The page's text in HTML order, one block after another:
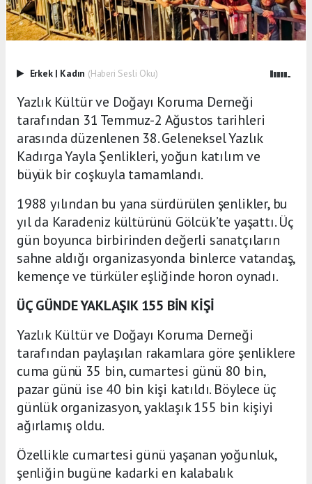
Erkek | Kadın (Haberi Sesli Oku)
Yazlık Kültür ve Doğayı Koruma Derneği
tarafından 31 Temmuz-2 Ağustos tarihleri
arasında düzenlenen 38. Geleneksel Yazlık
Kadırga Yayla Şenlikleri, yoğun katılım ve
büyük bir coşkuyla tamamlandı.
1988 yılından bu yana sürdürülen şenlikler, bu
yıl da Karadeniz kültürünü Gölcük’te yaşattı. Üç
gün boyunca birbirinden değerli sanatçıların
sahne aldığı organizasyonda binlerce vatandaş,
kemençe ve türküler eşliğinde horon oynadı.
ÜÇ GÜNDE YAKLAŞIK 155 BİN KİŞİ
Yazlık Kültür ve Doğayı Koruma Derneği
tarafından paylaşılan rakamlara göre şenliklere
cuma günü 35 bin, cumartesi günü 80 bin,
pazar günü ise 40 bin kişi katıldı. Böylece üç
günlük organizasyon, yaklaşık 155 bin kişiyi
ağırlamış oldu.
Özellikle cumartesi günü yaşanan yoğunluk,
şenliğin bugüne kadarki en kalabalık